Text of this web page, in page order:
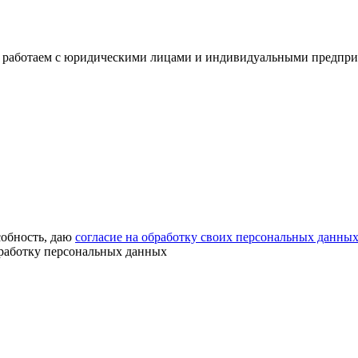
с юридическими лицами и индивидуальными
даю согласие на обработку своих персональных данных
персональных данных